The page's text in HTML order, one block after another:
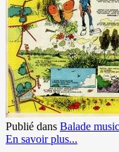
Publié dans Balade
En savoir plus...